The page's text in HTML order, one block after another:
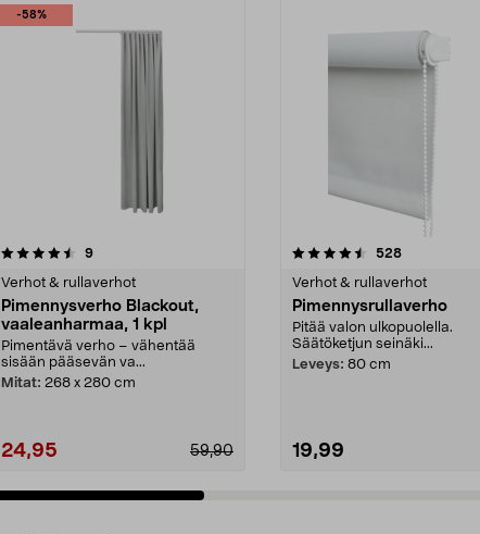
-58%
9arvostelut
Verhot & rullaverhot
Pimennysverho Blackout,
vaaleanharmaa, 1 kpl
Pimentävä verho – vähentää
sisään pääsevän va...
Mitat: 268 x 280 cm
24,95 59,90
4.5 viidestä
528arvostelut
Verhot & rullaverhot
Pimennysrullaverho
Pitää valon ulkopuolella.
Säätöketjun seinäki...
Leveys: 80 cm
19,99
3.5 viidestä